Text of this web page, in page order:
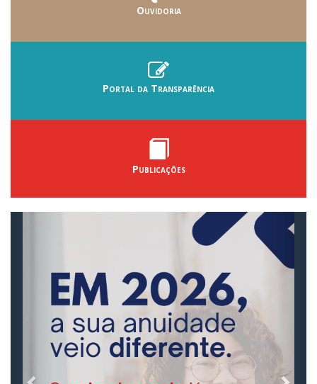
Ouvidoria
Portal da Transparência
Publicações